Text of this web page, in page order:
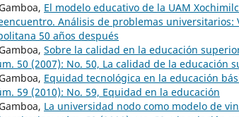
El modelo educativo de la UAM
Análisis de problemas universitarios:
50 años después
Sobre la calidad en la educación
50 (2007): No. 50, La calidad de la educación
Equidad tecnológica en la educación
59 (2010): No. 59, Equidad en la educación
La universidad nodo como modelo de